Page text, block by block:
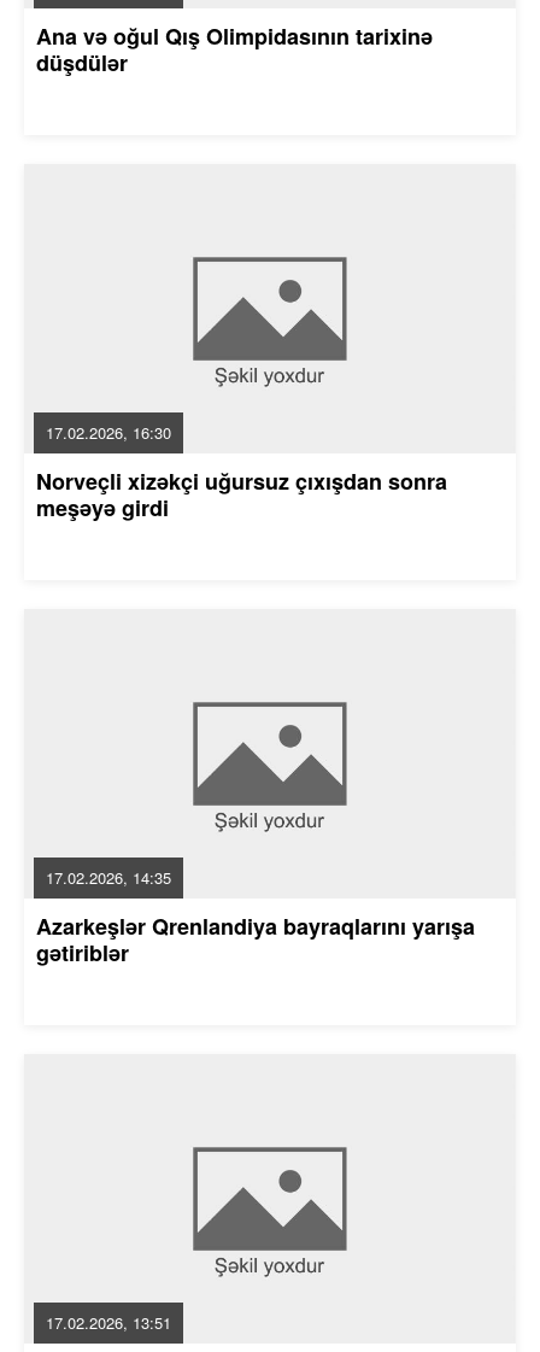
Ana və oğul Qış Olimpidasının tarixinə
düşdülər
17.02.2026, 16:30
Norveçli xizəkçi uğursuz çıxışdan sonra
meşəyə girdi
17.02.2026, 14:35
Azarkeşlər Qrenlandiya bayraqlarını yarışa
gətiriblər
17.02.2026, 13:51